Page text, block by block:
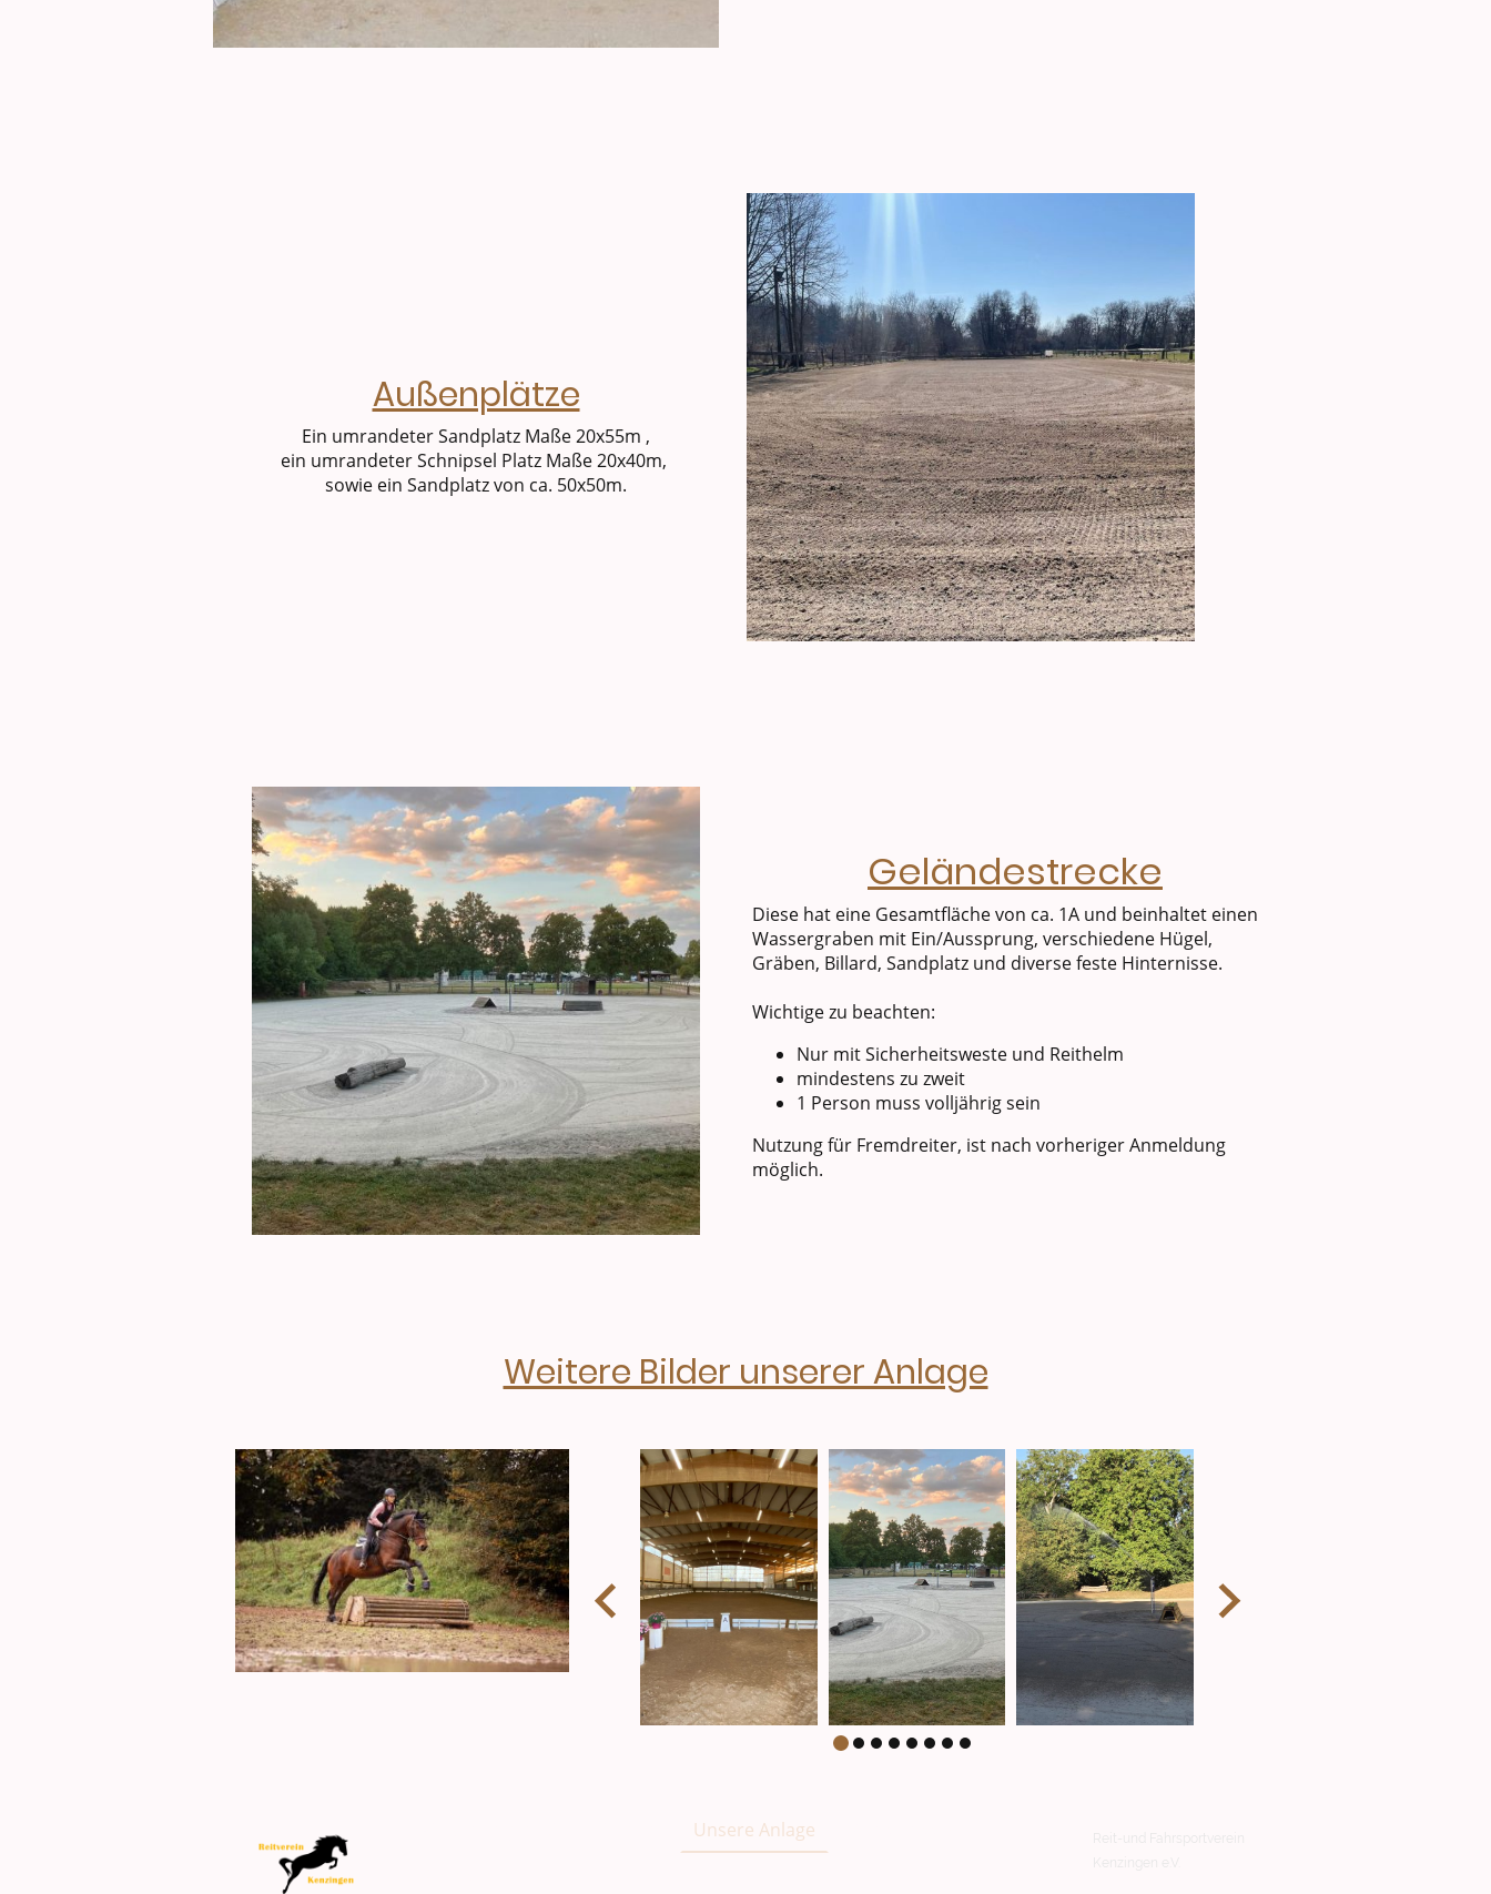
Außenplätze
Ein umrandeter Sandplatz Maße 20x55m ,
ein umrandeter Schnipsel Platz Maße 20x40m,
sowie ein Sandplatz von ca. 50x50m.
Geländestrecke
Diese hat eine Gesamtfläche von ca. 1A und beinhaltet einen
Wassergraben mit Ein/Aussprung, verschiedene Hügel,
Gräben, Billard, Sandplatz und diverse feste Hinternisse.
Wichtige zu beachten:
Nur mit Sicherheitsweste und Reithelm
mindestens zu zweit
1 Person muss volljährig sein
Nutzung für Fremdreiter, ist nach vorheriger Anmeldung
möglich.
Weitere Bilder unserer Anlage
Unsere Anlage